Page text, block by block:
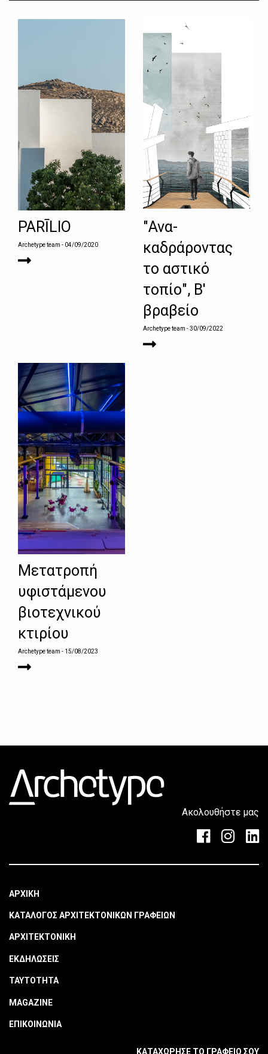
PARĪLIO
Archetype team - 04/09/2020
"Ανα-
καδράροντας
το αστικό
τοπίο", Β'
βραβείο
Archetype team - 30/09/2022
Μετατροπή
υφιστάμενου
βιοτεχνικού
κτιρίου
Archetype team - 15/08/2023
Ακολουθήστε μας
ΑΡΧΙΚΗ
ΚΑΤΑΛΟΓΟΣ ΑΡΧΙΤΕΚΤΟΝΙΚΩΝ ΓΡΑΦΕΙΩΝ
ΑΡΧΙΤΕΚΤΟΝΙΚΗ
ΕΚΔΗΛΩΣΕΙΣ
ΤΑΥΤΟΤΗΤΑ
MAGAZINE
ΕΠΙΚΟΙΝΩΝΙΑ
ΚΑΤΑΧΩΡΗΣΕ ΤΟ ΓΡΑΦΕΙΟ ΣΟΥ